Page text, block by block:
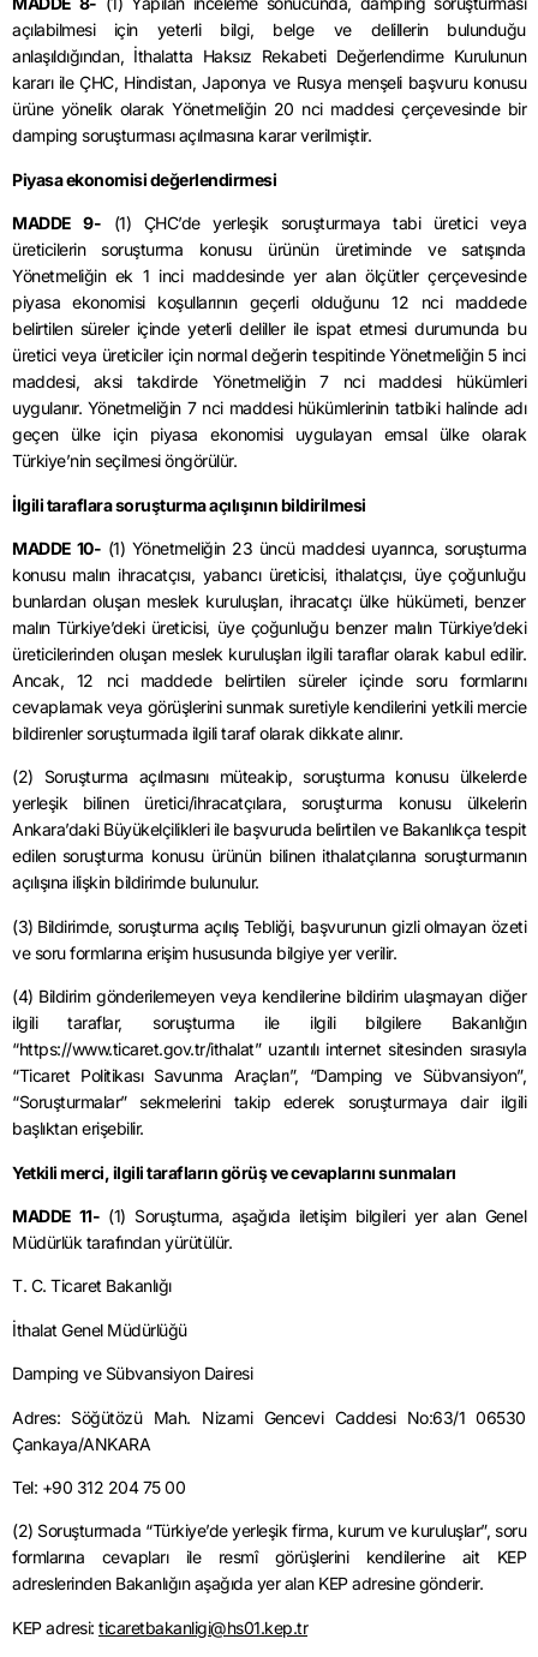
açılabilmesi için yeterli bilgi, belge ve delillerin bulunduğu
anlaşıldığından, İthalatta Haksız Rekabeti Değerlendirme Kurulunun
kararı ile ÇHC, Hindistan, Japonya ve Rusya menşeli başvuru konusu
ürüne yönelik olarak Yönetmeliğin 20 nci maddesi çerçevesinde bir
damping soruşturması açılmasına karar verilmiştir.
Piyasa ekonomisi değerlendirmesi
MADDE 9- (1) ÇHC’de yerleşik soruşturmaya tabi üretici veya
üreticilerin soruşturma konusu ürünün üretiminde ve satışında
Yönetmeliğin ek 1 inci maddesinde yer alan ölçütler çerçevesinde
piyasa ekonomisi koşullarının geçerli olduğunu 12 nci maddede
belirtilen süreler içinde yeterli deliller ile ispat etmesi durumunda bu
üretici veya üreticiler için normal değerin tespitinde Yönetmeliğin 5 inci
maddesi, aksi takdirde Yönetmeliğin 7 nci maddesi hükümleri
uygulanır. Yönetmeliğin 7 nci maddesi hükümlerinin tatbiki halinde adı
geçen ülke için piyasa ekonomisi uygulayan emsal ülke olarak
Türkiye’nin seçilmesi öngörülür.
İlgili taraflara soruşturma açılışının bildirilmesi
MADDE 10- (1) Yönetmeliğin 23 üncü maddesi uyarınca, soruşturma
konusu malın ihracatçısı, yabancı üreticisi, ithalatçısı, üye çoğunluğu
bunlardan oluşan meslek kuruluşları, ihracatçı ülke hükümeti, benzer
malın Türkiye’deki üreticisi, üye çoğunluğu benzer malın Türkiye’deki
üreticilerinden oluşan meslek kuruluşları ilgili taraflar olarak kabul edilir.
Ancak, 12 nci maddede belirtilen süreler içinde soru formlarını
cevaplamak veya görüşlerini sunmak suretiyle kendilerini yetkili mercie
bildirenler soruşturmada ilgili taraf olarak dikkate alınır.
(2) Soruşturma açılmasını müteakip, soruşturma konusu ülkelerde
yerleşik bilinen üretici/ihracatçılara, soruşturma konusu ülkelerin
Ankara’daki Büyükelçilikleri ile başvuruda belirtilen ve Bakanlıkça tespit
edilen soruşturma konusu ürünün bilinen ithalatçılarına soruşturmanın
açılışına ilişkin bildirimde bulunulur.
(3) Bildirimde, soruşturma açılış Tebliği, başvurunun gizli olmayan özeti
ve soru formlarına erişim hususunda bilgiye yer verilir.
(4) Bildirim gönderilemeyen veya kendilerine bildirim ulaşmayan diğer
ilgili taraflar, soruşturma ile ilgili bilgilere Bakanlığın
“https://www.ticaret.gov.tr/ithalat” uzantılı internet sitesinden sırasıyla
“Ticaret Politikası Savunma Araçları”, “Damping ve Sübvansiyon”,
“Soruşturmalar” sekmelerini takip ederek soruşturmaya dair ilgili
başlıktan erişebilir.
Yetkili merci, ilgili tarafların görüş ve cevaplarını sunmaları
MADDE 11- (1) Soruşturma, aşağıda iletişim bilgileri yer alan Genel
Müdürlük tarafından yürütülür.
T. C. Ticaret Bakanlığı
İthalat Genel Müdürlüğü
Damping ve Sübvansiyon Dairesi
Adres: Söğütözü Mah. Nizami Gencevi Caddesi No:63/1 06530
Çankaya/ANKARA
Tel: +90 312 204 75 00
(2) Soruşturmada “Türkiye’de yerleşik firma, kurum ve kuruluşlar”, soru
formlarına cevapları ile resmî görüşlerini kendilerine ait KEP
adreslerinden Bakanlığın aşağıda yer alan KEP adresine gönderir.
KEP adresi: ticaretbakanligi@hs01.kep.tr